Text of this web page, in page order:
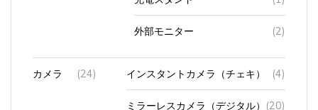
外部モニター (2)
カメラ (24) インスタントカメラ（チェキ） (4)
ミラーレスカメラ（デジタル） (20)